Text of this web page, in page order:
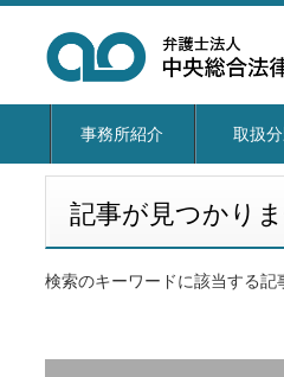
事務所紹介 取扱
記事が見つかりま
検索のキーワードに該当する記